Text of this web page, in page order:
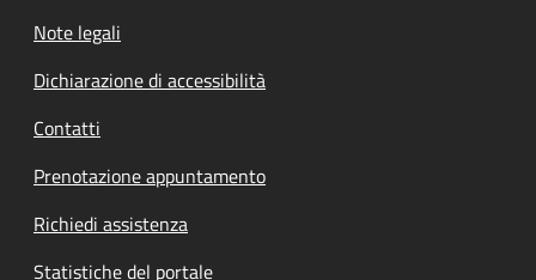
Note legali
Dichiarazione di accessibilità
Contatti
Prenotazione appuntamento
Richiedi assistenza
Statistiche del portale